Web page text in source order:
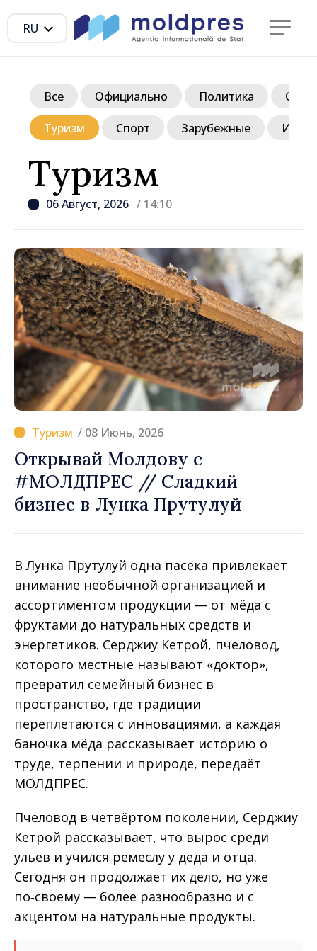
RU
Туризм
06 Август, 2026 / 14:10
Все Официально Политика
Туризм Спорт Зарубежные
/ 08 Июнь, 2026
Открывай Молдову с
#МОЛДПРЕС // Сладкий
бизнес в Лунка Прутулуй
В Лунка Прутулуй одна пасека привлекает
внимание необычной организацией и
ассортиментом продукции — от мёда с
фруктами до натуральных средств и
энергетиков. Серджиу Кетрой, пчеловод,
которого местные называют «доктор»,
превратил семейный бизнес в
пространство, где традиции
переплетаются с инновациями, а каждая
баночка мёда рассказывает историю о
труде, терпении и природе, передаёт
МОЛДПРЕС.
Пчеловод в четвёртом поколении, Серджиу
Кетрой рассказывает, что вырос среди
ульев и учился ремеслу у деда и отца.
Сегодня он продолжает их дело, но уже
по‑своему — более разнообразно и с
акцентом на натуральные продукты.